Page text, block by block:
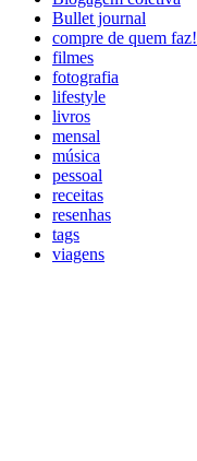
Bullet journal
compre de quem faz!
filmes
fotografia
lifestyle
livros
mensal
música
pessoal
receitas
resenhas
tags
viagens